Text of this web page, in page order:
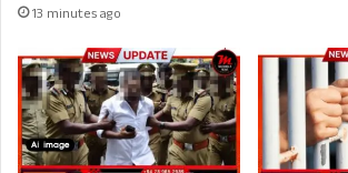
13 minutes ago